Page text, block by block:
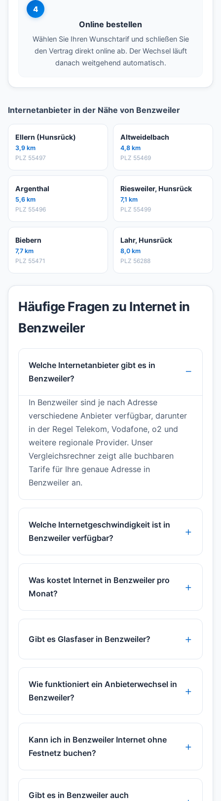
4
Online bestellen
Wählen Sie Ihren Wunschtarif und schließen Sie
den Vertrag direkt online ab. Der Wechsel läuft
danach weitgehend automatisch.
Internetanbieter in der Nähe von Benzweiler
Ellern (Hunsrück)
3,9 km
PLZ 55497
Altweidelbach
4,8 km
PLZ 55469
Argenthal
5,6 km
PLZ 55496
Riesweiler, Hunsrück
7,1 km
PLZ 55499
Biebern
7,7 km
PLZ 55471
Lahr, Hunsrück
8,0 km
PLZ 56288
Häufige Fragen zu Internet in
Benzweiler
Welche Internetanbieter gibt es in
Benzweiler?
In Benzweiler sind je nach Adresse
verschiedene Anbieter verfügbar, darunter
in der Regel Telekom, Vodafone, o2 und
weitere regionale Provider. Unser
Vergleichsrechner zeigt alle buchbaren
Tarife für Ihre genaue Adresse in
Benzweiler an.
Welche Internetgeschwindigkeit ist in
Benzweiler verfügbar?
Was kostet Internet in Benzweiler pro
Monat?
Gibt es Glasfaser in Benzweiler?
Wie funktioniert ein Anbieterwechsel in
Benzweiler?
Kann ich in Benzweiler Internet ohne
Festnetz buchen?
Gibt es in Benzweiler auch